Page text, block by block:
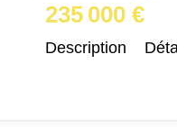
235 000 €
Description